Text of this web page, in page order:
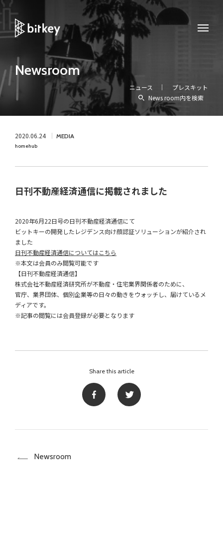
Newsroom
ニュース
プレスキット
News room内を検索
2020.06.24 MEDIA
homehub
日刊不動産経済通信に掲載されました
2020年6月22日号の日刊不動産経済通信にて
ビットキーの開発したレジデンス向け顔認証ソリューションが紹介され
ました
日刊不動産経済通信についてはこちら
※本文は会員のみ閲覧可能です
【日刊不動産経済通信】
株式会社不動産経済研究所が不動産・住宅業界関係者のために、
官庁、業界団体、個別企業等の日々の動きをウォッチし、届けているメ
ディアです。
※記事の閲覧には会員登録が必要となります
Share this article
Newsroom